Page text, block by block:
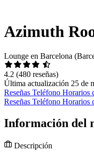
Azimuth
Lounge en Barcelona
4.2 (480 reseñas)
Última actualización 25 de
Reseñas Teléfono Horarios
Reseñas Teléfono Horarios
Información del
Descripción